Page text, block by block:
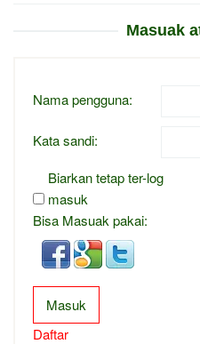
Masuak
Nama pengguna:
Kata sandi:
Biarkan tetap ter-log
masuk
Bisa Masuak pakai:
Masuk
Daftar